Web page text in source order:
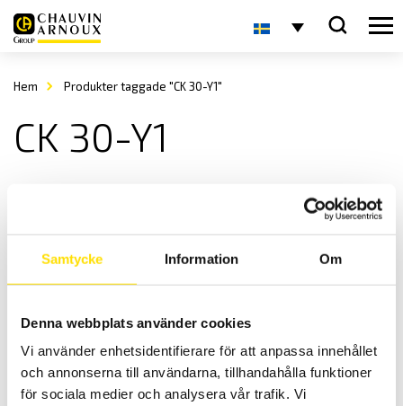
Samtycke Information Om
Denna webbplats använder cookies
Vi använder enhetsidentifierare för att anpassa innehållet
och annonserna till användarna, tillhandahålla funktioner
för sociala medier och analysera vår trafik. Vi
Hem Produkter taggade "CK 30-Y1"
CK 30-Y1
Sauter CK-Y1 Lastcell
Tunna lastceller med hög noggrannhet.
346.00kr LÄS MER